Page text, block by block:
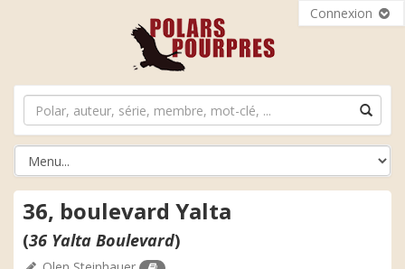
Connexion
36, boulevard Yalta
(36 Yalta Boulevard)